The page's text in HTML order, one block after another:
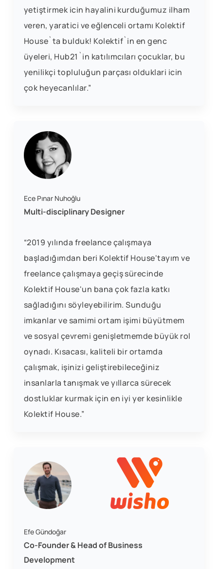
yetiştirmek icin hayalini kurduğumuz ilham
veren, yaratici ve eğlenceli ortamı Kolektif
House`ta bulduk! Kolektif`in en genc
üyeleri, Hub21`in katılımcıları çocuklar, bu
yenilikçi topluluğun parçası olduklari icin
çok heyecanlılar.”
Ece Pınar Nuhoğlu
Multi-disciplinary Designer
“2019 yılında freelance çalışmaya
başladığımdan beri Kolektif House'tayım ve
freelance çalışmaya geçiş sürecinde
Kolektif House'un bana çok fazla katkı
sağladığını söyleyebilirim. Sunduğu
imkanlar ve samimi ortam işimi büyütmem
ve sosyal çevremi genişletmemde büyük rol
oynadı. Kısacası, kaliteli bir ortamda
çalışmak, işinizi geliştirebileceğiniz
insanlarla tanışmak ve yıllarca sürecek
dostluklar kurmak için en iyi yer kesinlikle
Kolektif House.”
Efe Gündoğar
Co-Founder & Head of Business
Development